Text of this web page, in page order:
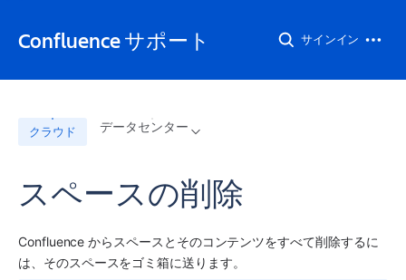
Confluence サポート サインイン
クラウド データセンター
スペースの削除
Confluence からスペースとそのコンテンツをすべて削除するに
は、そのスペースをゴミ箱に送ります。